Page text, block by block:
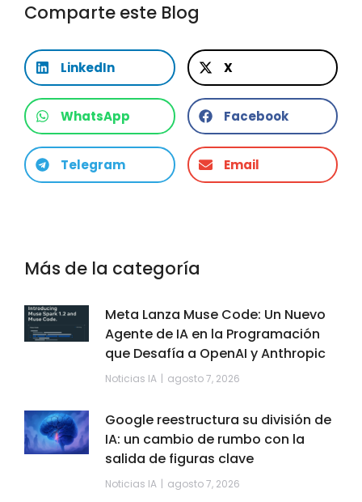
Comparte este Blog
LinkedIn X
WhatsApp Facebook
Telegram Email
Más de la categoría
Meta Lanza Muse Code: Un Nuevo
Agente de IA en la Programación
que Desafía a OpenAI y Anthropic
Noticias IA agosto 7, 2026
Google reestructura su división de
IA: un cambio de rumbo con la
salida de figuras clave
Noticias IA agosto 7, 2026